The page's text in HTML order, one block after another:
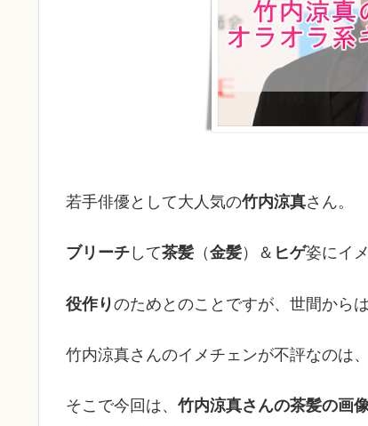
若手俳優として大人気の竹内涼真さん。
ブリーチ して茶髪 （金髪）＆ ヒゲ姿にイ
役作りのためとのことですが、世間からは
竹内涼真さんのイメチェンが不評なのは、
そこで今回は、 竹内涼真さんの茶髪の画